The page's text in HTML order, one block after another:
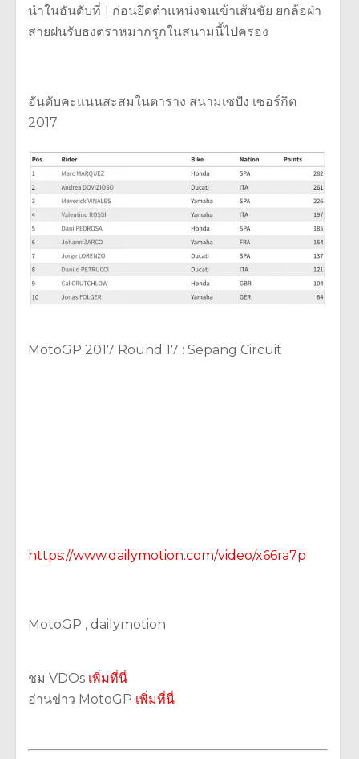
นำในอันดับที่ 1 ก่อนยึดตำแหน่งจนเข้าเส้นชัย ยกล้อฝ่า
สายฝนรับธงตราหมากรุกในสนามนี้ไปครอง
อันดับคะแนนสะสมในตาราง สนามเซปัง เซอร์กิต
2017
MotoGP 2017 Round 17 : Sepang Circuit
https://www.dailymotion.com/video/x66ra7p
MotoGP , dailymotion
ชม VDOs เพิ่มที่นี่
อ่านข่าว MotoGP เพิ่มที่นี่